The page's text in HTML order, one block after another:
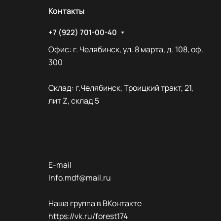
Контакты
+7 (922) 701-00-40
Офис: г. Челябинск, ул. 8 марта, д. 108, оф.
300
Склад: г.Челябинск, Троицкий тракт, 21,
лит Z, склад 5
E-mail
Info.mdf@mail.ru
Наша группа в ВКонтакте
https://vk.ru/forest174